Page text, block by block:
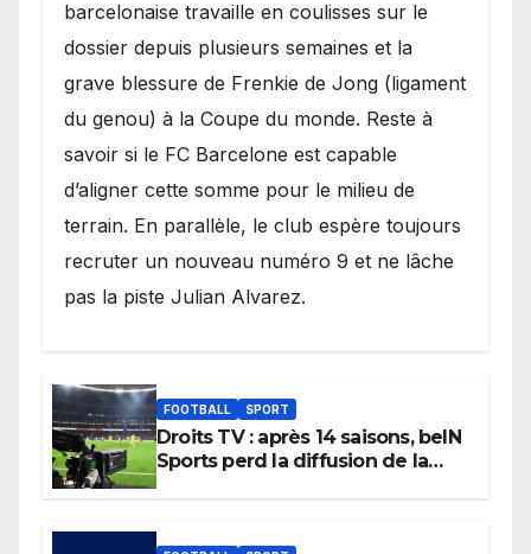
barcelonaise travaille en coulisses sur le
dossier depuis plusieurs semaines et la
grave blessure de Frenkie de Jong (ligament
du genou) à la Coupe du monde. Reste à
savoir si le FC Barcelone est capable
d’aligner cette somme pour le milieu de
terrain. En parallèle, le club espère toujours
recruter un nouveau numéro 9 et ne lâche
pas la piste Julian Alvarez.
FOOTBALL SPORT
Droits TV : après 14 saisons, beIN
Sports perd la diffusion de la